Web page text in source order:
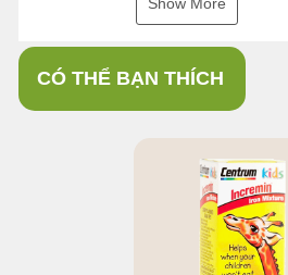
Show More
CÓ THỂ BẠN THÍCH